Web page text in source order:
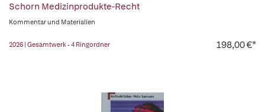
Schorn Medizinprodukte-Recht
Kommentar und Materialien
2026 | Gesamtwerk - 4 Ringordner 198,00 €*